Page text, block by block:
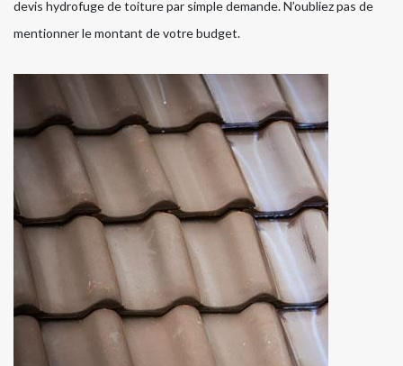
devis hydrofuge de toiture par simple demande. N’oubliez pas de
mentionner le montant de votre budget.